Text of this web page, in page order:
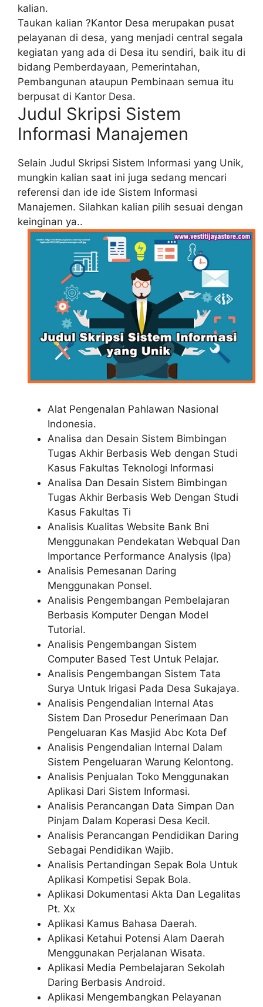
kalian.
Taukan kalian ?Kantor Desa merupakan pusat
pelayanan di desa, yang menjadi central segala
kegiatan yang ada di Desa itu sendiri, baik itu di
bidang Pemberdayaan, Pemerintahan,
Pembangunan ataupun Pembinaan semua itu
berpusat di Kantor Desa.
Judul Skripsi Sistem
Informasi Manajemen
Selain Judul Skripsi Sistem Informasi yang Unik,
mungkin kalian saat ini juga sedang mencari
referensi dan ide ide Sistem Informasi
Manajemen. Silahkan kalian pilih sesuai dengan
keinginan ya..
Alat Pengenalan Pahlawan Nasional
Indonesia.
Analisa dan Desain Sistem Bimbingan
Tugas Akhir Berbasis Web dengan Studi
Kasus Fakultas Teknologi Informasi
Analisa Dan Desain Sistem Bimbingan
Tugas Akhir Berbasis Web Dengan Studi
Kasus Fakultas Ti
Analisis Kualitas Website Bank Bni
Menggunakan Pendekatan Webqual Dan
Importance Performance Analysis (Ipa)
Analisis Pemesanan Daring
Menggunakan Ponsel.
Analisis Pengembangan Pembelajaran
Berbasis Komputer Dengan Model
Tutorial.
Analisis Pengembangan Sistem
Computer Based Test Untuk Pelajar.
Analisis Pengembangan Sistem Tata
Surya Untuk Irigasi Pada Desa Sukajaya.
Analisis Pengendalian Internal Atas
Sistem Dan Prosedur Penerimaan Dan
Pengeluaran Kas Masjid Abc Kota Def
Analisis Pengendalian Internal Dalam
Sistem Pengeluaran Warung Kelontong.
Analisis Penjualan Toko Menggunakan
Aplikasi Dari Sistem Informasi.
Analisis Perancangan Data Simpan Dan
Pinjam Dalam Koperasi Desa Kecil.
Analisis Perancangan Pendidikan Daring
Sebagai Pendidikan Wajib.
Analisis Pertandingan Sepak Bola Untuk
Aplikasi Kompetisi Sepak Bola.
Aplikasi Dokumentasi Akta Dan Legalitas
Pt. Xx
Aplikasi Kamus Bahasa Daerah.
Aplikasi Ketahui Potensi Alam Daerah
Menggunakan Perjalanan Wisata.
Aplikasi Media Pembelajaran Sekolah
Daring Berbasis Android.
Aplikasi Mengembangkan Pelayanan